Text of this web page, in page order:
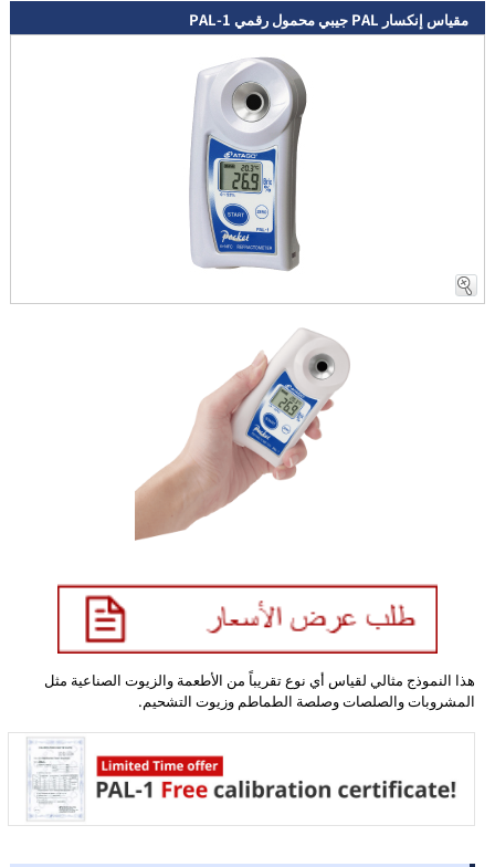
مقياس إنكسار PAL جيبي محمول رقمي PAL-1
هذا النموذج مثالي لقياس أي نوع تقريباً من الأطعمة والزيوت الصناعية مثل
المشروبات والصلصات وصلصة الطماطم وزيوت التشحيم.